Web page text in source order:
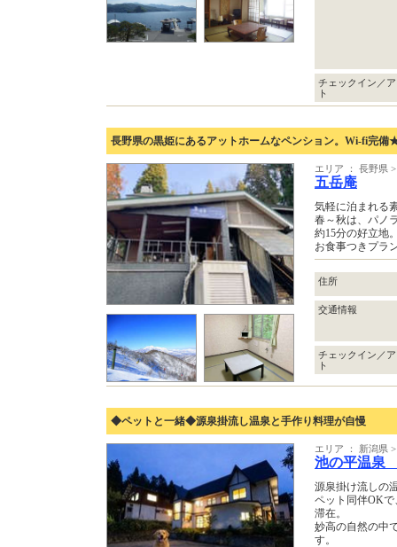
チェックイン／
ト
長野県の黒姫にあるアットホームなペンション。Wi-fi完備
エリア ： 長野県
五岳庵
気軽に泊まれる
春～秋は、パノ
約15分の好立地
お食事つきプラ
住所
交通情報
チェックイン／
ト
◆ペットと一緒◆源泉掛流し温泉と手作り料理が自慢
エリア ： 新潟県
池の平温
源泉掛け流しの
ペット同伴OK
滞在。
妙高の自然の中
す。